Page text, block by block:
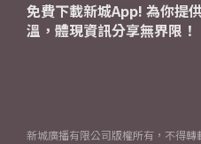
免費下載新城App! 為你提
溫，體現資訊分享無界限！
新城廣播有限公司版權所有，不得轉